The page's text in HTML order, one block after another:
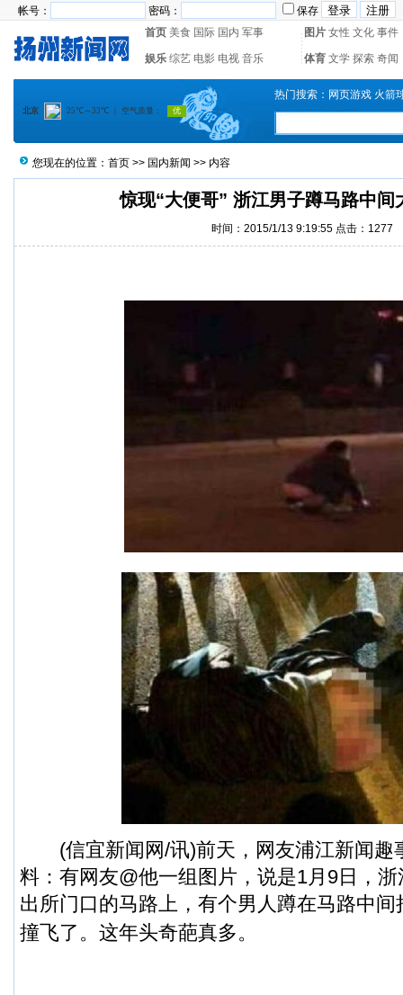
帐号： 密码：
保存
首页 美食 国际 国内 军事 图片 女性 文化 事件
娱乐 综艺 电影 电视 音乐 体育 文学 探索 奇闻
热门搜索： 网页游戏 火箭
您现在的位置： 首页 >> 国内新闻 >> 内容
惊现“大便哥” 浙江男子蹲马路中间
时间：2015/1/13 9:19:55 点击： 1277
(信宜新闻 网/讯)前天，网友浦江新闻
料：有网友@他一组图片，说是1月9日，
出所门口的马路上，有个男人蹲在马路中
撞飞了。 这年头奇葩真多。